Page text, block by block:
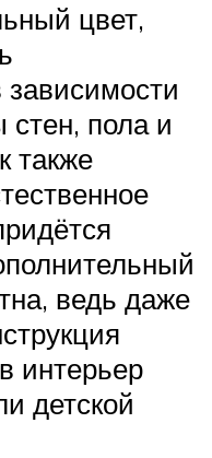
цвет,
стен, пола и
также
ведь даже
интерьер
детской